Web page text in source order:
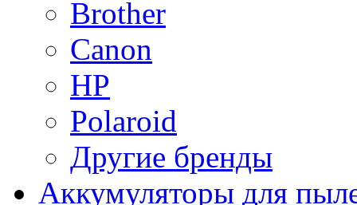
Brother
Canon
HP
Polaroid
Другие бренды
Аккумуляторы для